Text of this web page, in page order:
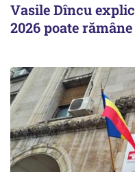
Vasile Dîncu
2026 poate